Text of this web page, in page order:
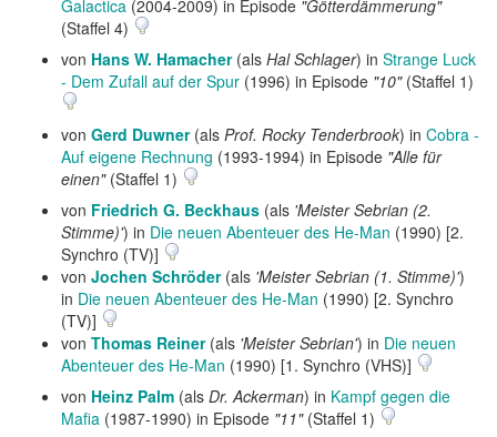
Galactica (2004-2009) in Episode "Götterdämmerung"
(Staffel 4)
von Hans W. Hamacher(als Hal Schlager) in Strange Luck
- Dem Zufall auf der Spur (1996) in Episode "10"(Staffel 1)
von Gerd Duwner(als Prof. Rocky Tenderbrook) in Cobra -
Auf eigene Rechnung (1993-1994) in Episode "Alle für
einen"(Staffel 1)
von Friedrich G. Beckhaus (als 'Meister Sebrian (2.
Stimme)') in Die neuen Abenteuer des He-Man (1990) [2.
Synchro (TV)]
von Jochen Schröder(als 'Meister Sebrian (1. Stimme)')
in Die neuen Abenteuer des He-Man (1990) [2. Synchro
(TV)]
von Thomas Reiner(als 'Meister Sebrian') in Die neuen
Abenteuer des He-Man (1990) [1. Synchro (VHS)]
von Heinz Palm (als Dr. Ackerman) in Kampf gegen die
Mafia (1987-1990) in Episode "11"(Staffel 1)